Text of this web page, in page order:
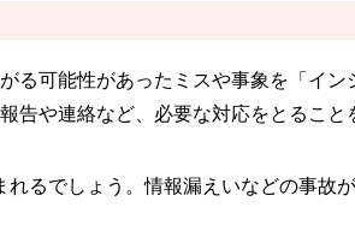
可能性があったミスや事象を「イ
や連絡など、必要な対応をとること
るでしょう。情報漏えいなどの事故